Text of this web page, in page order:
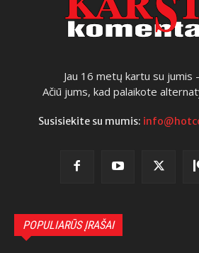
Jau 16 metų kartu su jumis
Ačiū jums, kad palaikote
Susisiekite su mumis:
POPULIARŪS ĮRAŠAI